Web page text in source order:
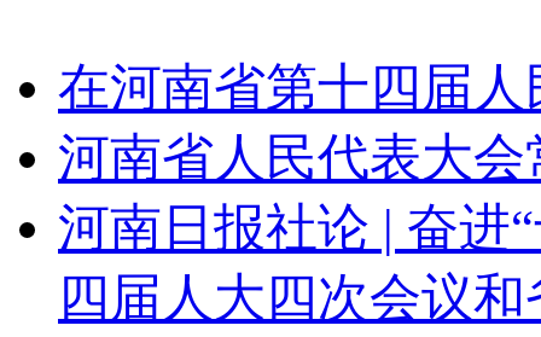
在河南省第十四届
河南省人民代表大
河南日报社论 | 奋
四届人大四次会议